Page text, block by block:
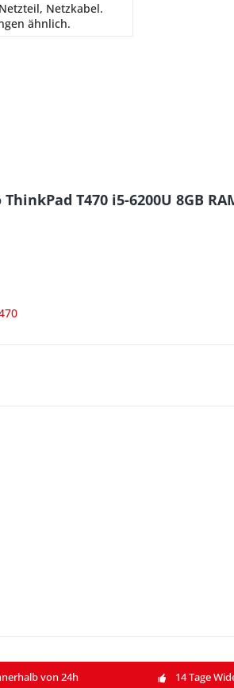
Netzkabel.
ähnlich.
T470 i5-6200U 8GB
von 24h 14 Tage